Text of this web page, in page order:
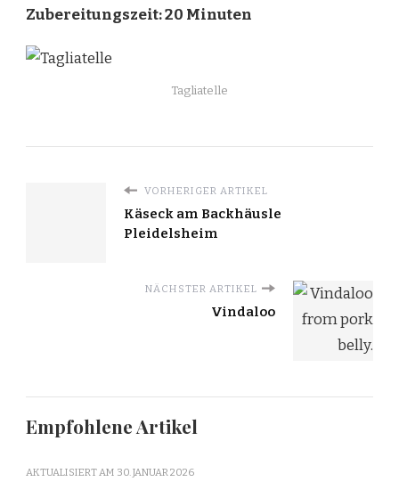
Zubereitungszeit: 20 Minuten
Tagliatelle
VORHERIGER ARTIKEL
Käseck am Backhäusle
Pleidelsheim
NÄCHSTER ARTIKEL
Vindaloo
Empfohlene Artikel
AKTUALISIERT AM 30. JANUAR 2026